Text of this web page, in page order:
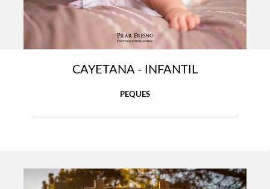
CAYETANA - INFANTIL
PEQUES